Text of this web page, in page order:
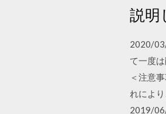
説明
2020/
て一度
＜注意
れによ
2019/